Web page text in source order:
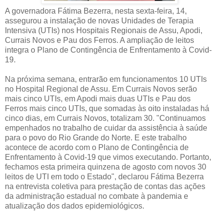
A governadora Fátima Bezerra, nesta sexta-feira, 14,
assegurou a instalação de novas Unidades de Terapia
Intensiva (UTIs) nos Hospitais Regionais de Assu, Apodi,
Currais Novos e Pau dos Ferros. A ampliação de leitos
integra o Plano de Contingência de Enfrentamento à Covid-
19.
Na próxima semana, entrarão em funcionamentos 10 UTIs
no Hospital Regional de Assu. Em Currais Novos serão
mais cinco UTIs, em Apodi mais duas UTIs e Pau dos
Ferros mais cinco UTIs, que somadas às oito instaladas há
cinco dias, em Currais Novos, totalizam 30. "Continuamos
empenhados no trabalho de cuidar da assistência à saúde
para o povo do Rio Grande do Norte. E este trabalho
acontece de acordo com o Plano de Contingência de
Enfrentamento à Covid-19 que vimos executando. Portanto,
fechamos esta primeira quinzena de agosto com novos 30
leitos de UTI em todo o Estado", declarou Fátima Bezerra
na entrevista coletiva para prestação de contas das ações
da administração estadual no combate à pandemia e
atualização dos dados epidemiológicos.